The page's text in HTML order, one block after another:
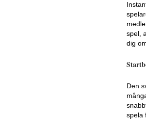
spel,
dig
Den
spela